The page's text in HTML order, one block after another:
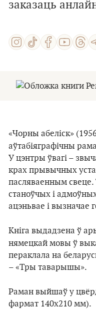
заказаць
«Чорны абеліск»
аўтабіяграфічны
У цэнтры ўвагі –
крах прывычных
пасляваенным
станоўчых і
ацэньвае і вызначае
Кніга выдадзена ў
нямецкай мовы ў
пераклала на
– «Тры таварышы».
Раман выйшаў у
фармат 140х210 мм).